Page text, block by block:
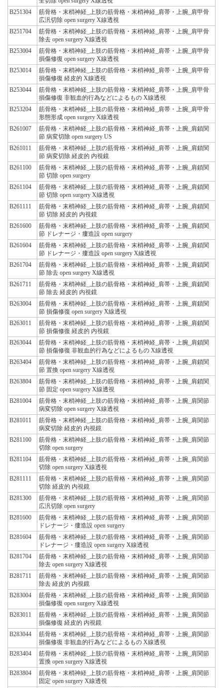
B251304
筋骨格・末梢神経_上肢の筋骨格・末梢神経_肩帯・上腕_肩甲骨
広汎切除 open surgery X線透視
B251704
筋骨格・末梢神経_上肢の筋骨格・末梢神経_肩帯・上腕_肩甲骨
除去 open surgery X線透視
B253004
筋骨格・末梢神経_上肢の筋骨格・末梢神経_肩帯・上腕_肩甲骨
損傷修復 open surgery X線透視
B253014
筋骨格・末梢神経_上肢の筋骨格・末梢神経_肩帯・上腕_肩甲骨
損傷修復 経皮的 X線透視
B253044
筋骨格・末梢神経_上肢の筋骨格・末梢神経_肩帯・上腕_肩甲骨
損傷修復 非観血的行為などによるもの X線透視
B253204
筋骨格・末梢神経_上肢の筋骨格・末梢神経_肩帯・上腕_肩甲骨
形態形成 open surgery X線透視
B261007
筋骨格・末梢神経_上肢の筋骨格・末梢神経_肩帯・上腕_肩鎖関
節 病変切除 open surgery US
B261011
筋骨格・末梢神経_上肢の筋骨格・末梢神経_肩帯・上腕_肩鎖関
節 病変切除 経皮的 内視鏡
B261100
筋骨格・末梢神経_上肢の筋骨格・末梢神経_肩帯・上腕_肩鎖関
節 切除 open surgery
B261104
筋骨格・末梢神経_上肢の筋骨格・末梢神経_肩帯・上腕_肩鎖関
節 切除 open surgery X線透視
B261111
筋骨格・末梢神経_上肢の筋骨格・末梢神経_肩帯・上腕_肩鎖関
節 切除 経皮的 内視鏡
B261600
筋骨格・末梢神経_上肢の筋骨格・末梢神経_肩帯・上腕_肩鎖関
節 ドレナージ・瘻造設 open surgery
B261604
筋骨格・末梢神経_上肢の筋骨格・末梢神経_肩帯・上腕_肩鎖関
節 ドレナージ・瘻造設 open surgery X線透視
B261704
筋骨格・末梢神経_上肢の筋骨格・末梢神経_肩帯・上腕_肩鎖関
節 除去 open surgery X線透視
B261711
筋骨格・末梢神経_上肢の筋骨格・末梢神経_肩帯・上腕_肩鎖関
節 除去 経皮的 内視鏡
B263004
筋骨格・末梢神経_上肢の筋骨格・末梢神経_肩帯・上腕_肩鎖関
節 損傷修復 open surgery X線透視
B263011
筋骨格・末梢神経_上肢の筋骨格・末梢神経_肩帯・上腕_肩鎖関
節 損傷修復 経皮的 内視鏡
B263044
筋骨格・末梢神経_上肢の筋骨格・末梢神経_肩帯・上腕_肩鎖関
節 損傷修復 非観血的行為などによるもの X線透視
B263404
筋骨格・末梢神経_上肢の筋骨格・末梢神経_肩帯・上腕_肩鎖関
節 置換 open surgery X線透視
B263804
筋骨格・末梢神経_上肢の筋骨格・末梢神経_肩帯・上腕_肩鎖関
節 固定 open surgery X線透視
B281004
筋骨格・末梢神経_上肢の筋骨格・末梢神経_肩帯・上腕_肩関節
病変切除 open surgery X線透視
B281011
筋骨格・末梢神経_上肢の筋骨格・末梢神経_肩帯・上腕_肩関節
病変切除 経皮的 内視鏡
B281100
筋骨格・末梢神経_上肢の筋骨格・末梢神経_肩帯・上腕_肩関節
切除 open surgery
B281104
筋骨格・末梢神経_上肢の筋骨格・末梢神経_肩帯・上腕_肩関節
切除 open surgery X線透視
B281111
筋骨格・末梢神経_上肢の筋骨格・末梢神経_肩帯・上腕_肩関節
切除 経皮的 内視鏡
B281300
筋骨格・末梢神経_上肢の筋骨格・末梢神経_肩帯・上腕_肩関節
広汎切除 open surgery
B281600
筋骨格・末梢神経_上肢の筋骨格・末梢神経_肩帯・上腕_肩関節
ドレナージ・瘻造設 open surgery
B281604
筋骨格・末梢神経_上肢の筋骨格・末梢神経_肩帯・上腕_肩関節
ドレナージ・瘻造設 open surgery X線透視
B281704
筋骨格・末梢神経_上肢の筋骨格・末梢神経_肩帯・上腕_肩関節
除去 open surgery X線透視
B281711
筋骨格・末梢神経_上肢の筋骨格・末梢神経_肩帯・上腕_肩関節
除去 経皮的 内視鏡
B283004
筋骨格・末梢神経_上肢の筋骨格・末梢神経_肩帯・上腕_肩関節
損傷修復 open surgery X線透視
B283011
筋骨格・末梢神経_上肢の筋骨格・末梢神経_肩帯・上腕_肩関節
損傷修復 経皮的 内視鏡
B283044
筋骨格・末梢神経_上肢の筋骨格・末梢神経_肩帯・上腕_肩関節
損傷修復 非観血的行為などによるもの X線透視
B283404
筋骨格・末梢神経_上肢の筋骨格・末梢神経_肩帯・上腕_肩関節
置換 open surgery X線透視
B283804
筋骨格・末梢神経_上肢の筋骨格・末梢神経_肩帯・上腕_肩関節
固定 open surgery X線透視